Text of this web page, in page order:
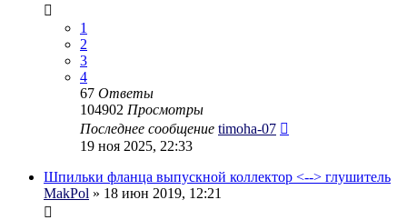
1
2
3
4
67 Ответы
104902 Просмотры
Последнее сообщение timoha-07
19 ноя 2025, 22:33
Шпильки фланца выпускной коллектор <--> глушитель
MakPol » 18 июн 2019, 12:21